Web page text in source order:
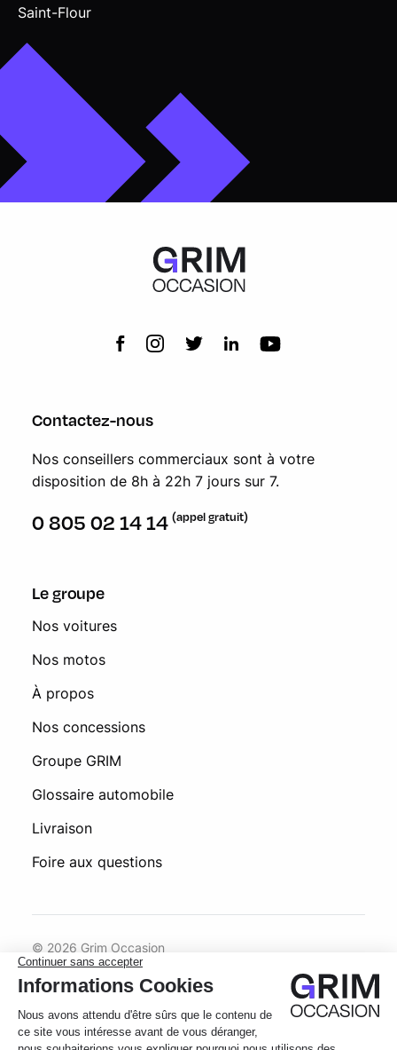
Saint-Flour
Contactez-nous
Nos conseillers commerciaux sont à votre
disposition de 8h à 22h 7 jours sur 7.
0 805 02 14 14 (appel gratuit)
Le groupe
Nos voitures
Nos motos
À propos
Nos concessions
Groupe GRIM
Glossaire automobile
Livraison
Foire aux questions
© 2026 Grim Occasion
Conditions générales d’utilisation
Politique de confidentialité